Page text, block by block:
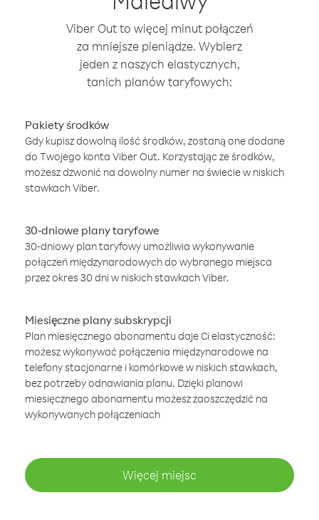
Viber Out to więcej minut połączeń
za mniejsze pieniądze. Wybierz
jeden z naszych elastycznych,
tanich planów taryfowych:
Pakiety środków
Gdy kupisz dowolną ilość środków, zostaną one dodane
do Twojego konta Viber Out. Korzystając ze środków,
możesz dzwonić na dowolny numer na świecie w niskich
stawkach Viber.
30-dniowe plany taryfowe
30-dniowy plan taryfowy umożliwia wykonywanie
połączeń międzynarodowych do wybranego miejsca
przez okres 30 dni w niskich stawkach Viber.
Miesięczne plany subskrypcji
Plan miesięcznego abonamentu daje Ci elastyczność:
możesz wykonywać połączenia międzynarodowe na
telefony stacjonarne i komórkowe w niskich stawkach,
bez potrzeby odnawiania planu. Dzięki planowi
miesięcznego abonamentu możesz zaoszczędzić na
wykonywanych połączeniach
Więcej miejsc